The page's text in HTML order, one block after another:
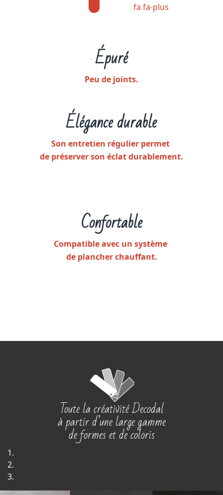
fa fa-plus
Épuré
Peu de joints.
Élégance durable
Son entretien régulier permet
de préserver son éclat durablement.
Confortable
Compatible avec un système
de plancher chauffant.
Toute la créativité Decodal
à partir d’une large gamme
de formes et de coloris